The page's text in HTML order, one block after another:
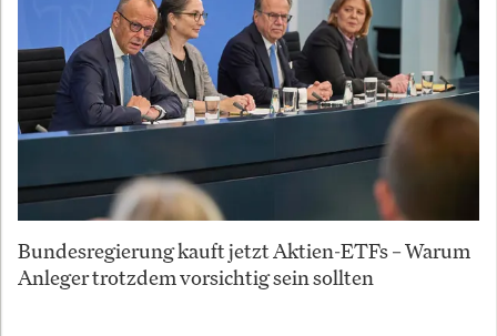
Bundesregierung kauft jetzt Aktien-ETFs – Warum
Anleger trotzdem vorsichtig sein sollten